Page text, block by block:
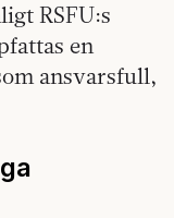
RSFU:s
en
ansvarsfull,